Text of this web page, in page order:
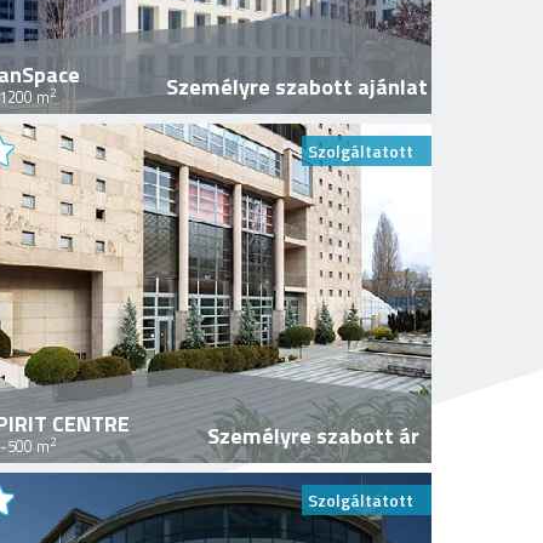
m2 Személyre szabott ajánlat
Szolgáltatott
CENTRE
500 m2 Személyre szabott ár
Szolgáltatott